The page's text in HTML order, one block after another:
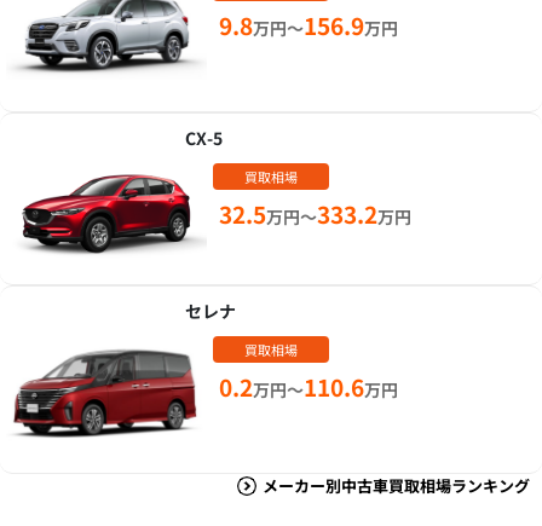
9.8万円～156.9万円
CX-5
買取相場
32.5万円～333.2万円
セレナ
買取相場
0.2万円～110.6万円
メーカー別中古車買取相場ランキング